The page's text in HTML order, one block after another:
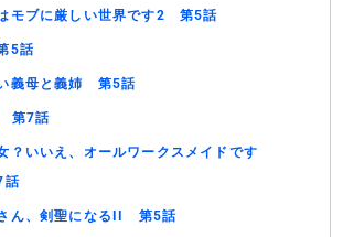
モブに厳しい世界です2 第5話
5話
義母と義姉 第5話
第7話
？いいえ、オールワークスメイドです
話
ん、剣聖になるII 第5話